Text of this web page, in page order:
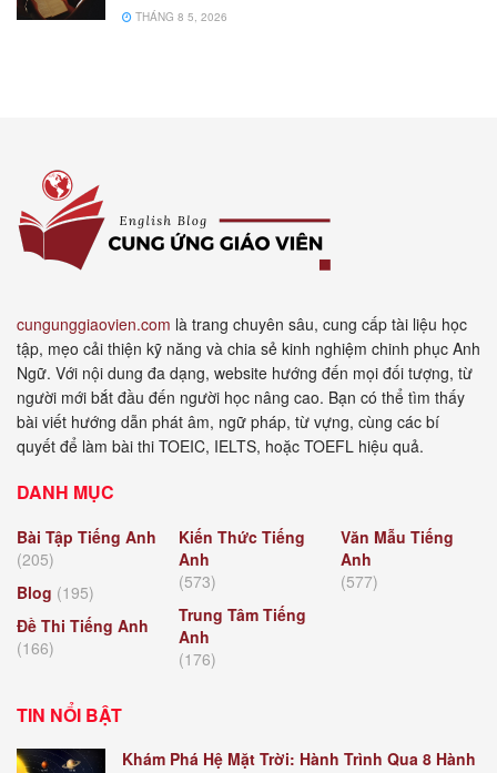
THÁNG 8 5, 2026
cungunggiaovien.com là trang chuyên sâu, cung cấp tài liệu học
tập, mẹo cải thiện kỹ năng và chia sẻ kinh nghiệm chinh phục Anh
Ngữ. Với nội dung đa dạng, website hướng đến mọi đối tượng, từ
người mới bắt đầu đến người học nâng cao. Bạn có thể tìm thấy
bài viết hướng dẫn phát âm, ngữ pháp, từ vựng, cùng các bí
quyết để làm bài thi TOEIC, IELTS, hoặc TOEFL hiệu quả.
DANH MỤC
Bài Tập Tiếng Anh
(205)
Blog (195)
Đề Thi Tiếng Anh
(166)
Kiến Thức Tiếng
Anh
(573)
Trung Tâm Tiếng
Anh
(176)
Văn Mẫu Tiếng
Anh
(577)
TIN NỔI BẬT
Khám Phá Hệ Mặt Trời: Hành Trình Qua 8 Hành